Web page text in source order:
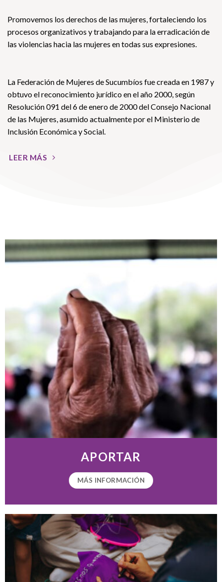
Promovemos los derechos de las mujeres, fortaleciendo los
procesos organizativos y trabajando para la erradicación de
las violencias hacia las mujeres en todas sus expresiones.
La Federación de Mujeres de Sucumbíos fue creada en 1987 y
obtuvo el reconocimiento jurídico en el año 2000, según
Resolución 091 del 6 de enero de 2000 del Consejo Nacional
de las Mujeres, asumido actualmente por el Ministerio de
Inclusión Económica y Social.
LEER MÁS
APORTAR
MÁS INFORMACIÓN